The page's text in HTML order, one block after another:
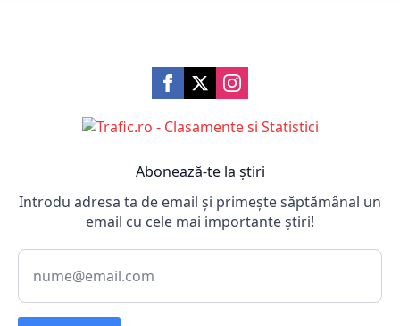
Abonează-te la știri
Introdu adresa ta de email și primește săptămânal un
email cu cele mai importante știri!